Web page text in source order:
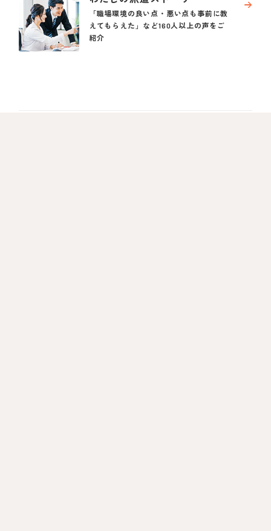
「職場環境の良い点・悪い点も事前に教
えてもらえた」など160人以上の声をご
紹介